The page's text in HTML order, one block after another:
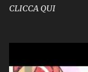
CLICCA QUI